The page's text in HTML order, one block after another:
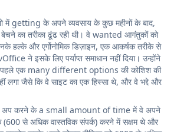
में getting के अपने व्यवसाय के कुछ महीनों के बाद,
का तरीका ढूंढ रही थी। वे wanted आगंतुकों को
हल्के और एर्गोनोमिक डिज़ाइन, एक आकर्षक तरीके से
ने इसके लिए पर्याप्त समाधान नहीं दिया। उन्होंने
एक many different options की कोशिश की
लगा जैसे कि वे साइट का एक हिस्सा थे, और वे भद्दे और
अप करने के a small amount of time में वे अपने
(600 से अधिक वास्तविक संपर्क) करने में सक्षम थे और